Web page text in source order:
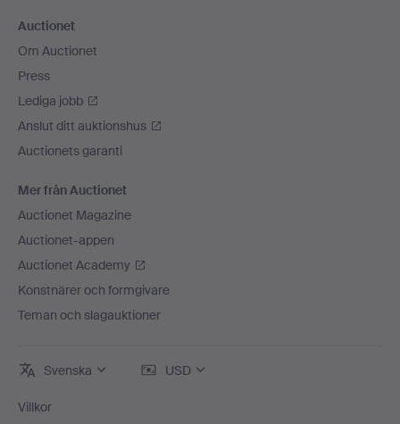
Auctionet
Om Auctionet
Press
Lediga jobb
Anslut ditt auktionshus
Auctionets garanti
Mer från Auctionet
Auctionet Magazine
Auctionet-appen
Auctionet Academy
Konstnärer och formgivare
Teman och slagauktioner
Svenska USD
Villkor